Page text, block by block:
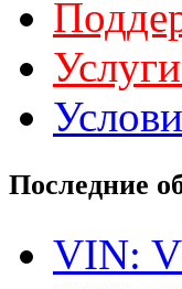
Последние
VIN: